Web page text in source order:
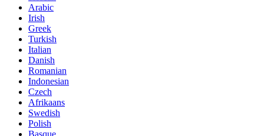
Arabic
Irish
Greek
Turkish
Italian
Danish
Romanian
Indonesian
Czech
Afrikaans
Swedish
Polish
Basque